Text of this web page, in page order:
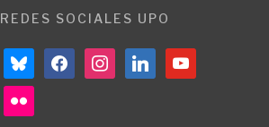
REDES SOCIALES UPO
blueskyfacebookinstagramlinkedin youtube
flickr